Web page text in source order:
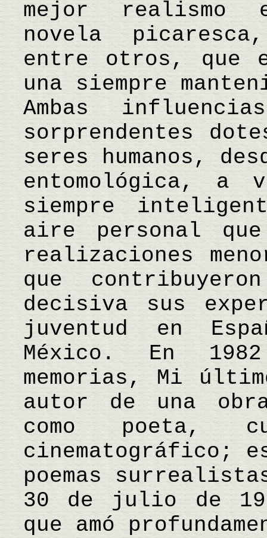
mejor realismo
novela
entre otros, que
una siempre
Ambas
sorprendentes
seres humanos,
entomológica, a
siempre
aire personal
realizaciones
que
decisiva sus
juventud en
México. En
memorias, Mi
autor de una
como poeta,
cinematográfico;
poemas
30 de julio de
que amó